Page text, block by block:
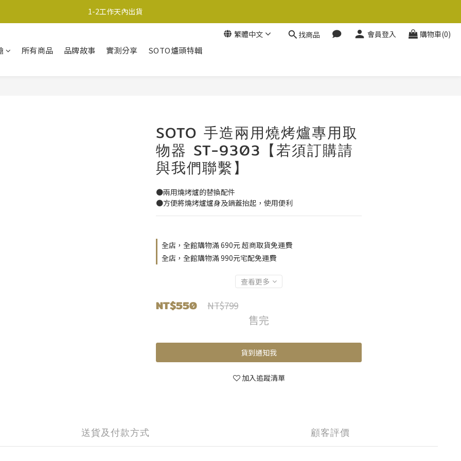
超商取貨690免運；宅配990免運
1-2工作天內出貨
繁體中文 找商品 會員登入 購物車(0)
所有商品 品牌故事 實測分享 SOTO爐頭特輯
SOTO 手造兩用燒烤爐專用取
物器 ST-9303【若須訂購請
與我們聯繫】
●兩用燒烤爐的替換配件
●方便將燒烤爐爐身及鍋蓋抬起，使用便利
全店，全館購物滿 690元 超商取貨免運費
全店，全館購物滿 990元宅配免運費
查看更多
NT$550 NT$799
售完
貨到通知我
加入追蹤清單
送貨及付款方式 顧客評價